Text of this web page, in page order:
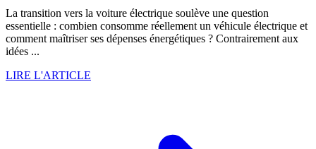
La transition vers la voiture électrique soulève une question
essentielle : combien consomme réellement un véhicule électrique et
comment maîtriser ses dépenses énergétiques ? Contrairement aux
idées ...
LIRE L'ARTICLE